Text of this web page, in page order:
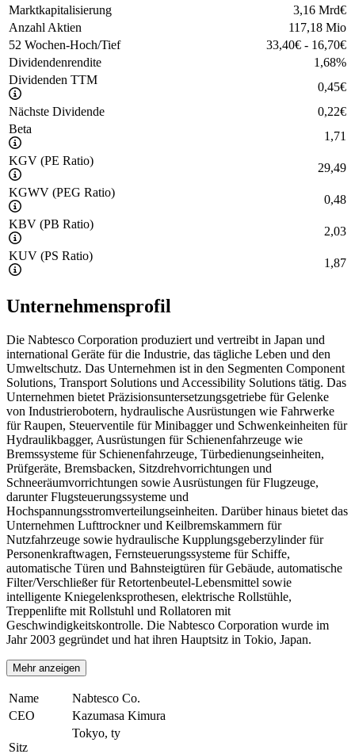
Marktkapitalisierung
3,16 Mrd€
Anzahl Aktien
117,18 Mio
52 Wochen-Hoch/Tief
33,40€ - 16,70€
Dividendenrendite
1,68%
Dividenden TTM
0,45€
Nächste Dividende
0,22€
Beta
1,71
KGV (PE Ratio)
29,49
KGWV (PEG Ratio)
0,48
KBV (PB Ratio)
2,03
KUV (PS Ratio)
1,87
Unternehmensprofil
Die Nabtesco Corporation produziert und vertreibt in Japan und
international Geräte für die Industrie, das tägliche Leben und den
Umweltschutz. Das Unternehmen ist in den Segmenten Component
Solutions, Transport Solutions und Accessibility Solutions tätig. Das
Unternehmen bietet Präzisionsuntersetzungsgetriebe für Gelenke
von Industrierobotern, hydraulische Ausrüstungen wie Fahrwerke
für Raupen, Steuerventile für Minibagger und Schwenkeinheiten für
Hydraulikbagger, Ausrüstungen für Schienenfahrzeuge wie
Bremssysteme für Schienenfahrzeuge, Türbedienungseinheiten,
Prüfgeräte, Bremsbacken, Sitzdrehvorrichtungen und
Schneeräumvorrichtungen sowie Ausrüstungen für Flugzeuge,
darunter Flugsteuerungssysteme und
Hochspannungsstromverteilungseinheiten. Darüber hinaus bietet das
Unternehmen Lufttrockner und Keilbremskammern für
Nutzfahrzeuge sowie hydraulische Kupplungsgeberzylinder für
Personenkraftwagen, Fernsteuerungssysteme für Schiffe,
automatische Türen und Bahnsteigtüren für Gebäude, automatische
Filter/Verschließer für Retortenbeutel-Lebensmittel sowie
intelligente Kniegelenksprothesen, elektrische Rollstühle,
Treppenlifte mit Rollstuhl und Rollatoren mit
Geschwindigkeitskontrolle. Die Nabtesco Corporation wurde im
Jahr 2003 gegründet und hat ihren Hauptsitz in Tokio, Japan.
Mehr anzeigen
Name
Nabtesco Co.
CEO
Kazumasa Kimura
Sitz
Tokyo, ty